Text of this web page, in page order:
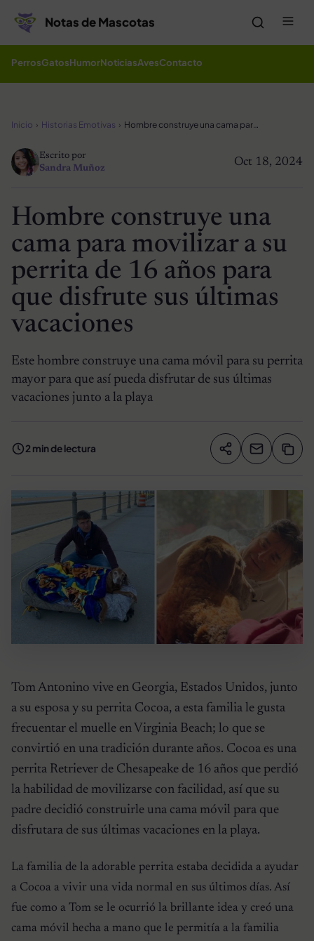
Notas de Mascotas
PerrosGatosHumorNoticiasAvesContacto
Inicio Historias Emotivas Hombre construye una cama para movilizar a su perrita de 16 años para que disfrute sus últimas vacaciones
Oct 18, 2024
Escrito por
Sandra Muñoz
Hombre construye una
cama para movilizar a su
perrita de 16 años para
que disfrute sus últimas
vacaciones
Este hombre construye una cama móvil para su perrita
mayor para que así pueda disfrutar de sus últimas
vacaciones junto a la playa
2 min de lectura Compartir
Tom Antonino vive en Georgia, Estados Unidos, junto
a su esposa y su perrita Cocoa, a esta familia le gusta
frecuentar el muelle en Virginia Beach; lo que se
convirtió en una tradición durante años. Cocoa es una
perrita Retriever de Chesapeake de 16 años que perdió
la habilidad de movilizarse con facilidad, así que su
padre decidió construirle una cama móvil para que
disfrutara de sus últimas vacaciones en la playa.
La familia de la adorable perrita estaba decidida a ayudar
a Cocoa a vivir una vida normal en sus últimos días. Así
fue como a Tom se le ocurrió la brillante idea y creó una
cama móvil hecha a mano que le permitía a la familia